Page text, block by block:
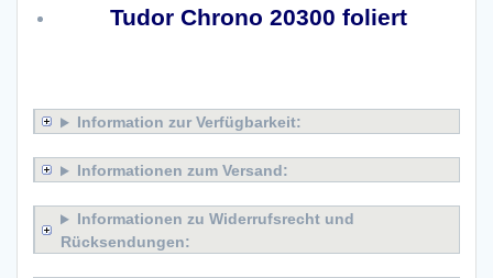
Tudor Chrono 20300 foliert
Information zur Verfügbarkeit:
Informationen zum Versand:
Informationen zu Widerrufsrecht und
Rücksendungen: